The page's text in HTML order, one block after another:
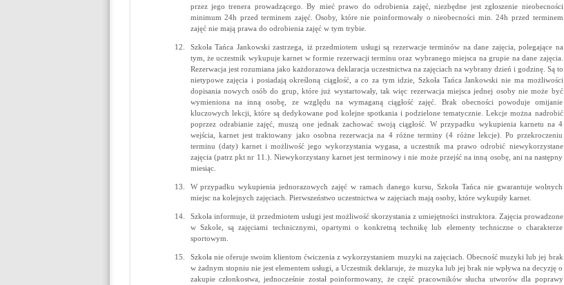
przez jego trenera prowadzącego. By mieć prawo do odrobienia zajęć, niezbędne jest zgłoszenie nieobecności
minimum 24h przed terminem zajęć. Osoby, które nie poinformowały o nieobecności min. 24h przed terminem
zajęć nie mają prawa do odrobienia zajęć w tym trybie.
Szkoła Tańca Jankowski zastrzega, iż przedmiotem usługi są rezerwacje terminów na dane zajęcia, polegające na
tym, że uczestnik wykupuje karnet w formie rezerwacji terminu oraz wybranego miejsca na grupie na dane zajęcia.
Rezerwacja jest rozumiana jako każdorazowa deklaracja uczestnictwa na zajęciach na wybrany dzień i godzinę. Są to
nietypowe zajęcia i posiadają określoną ciągłość, a co za tym idzie, Szkoła Tańca Jankowski nie ma możliwości
dopisania nowych osób do grup, które już wystartowały, tak więc rezerwacja miejsca jednej osoby nie może być
wymieniona na inną osobę, ze względu na wymaganą ciągłość zajęć. Brak obecności powoduje omijanie
kluczowych lekcji, które są dedykowane pod kolejne spotkania i podzielone tematycznie. Lekcje można nadrobić
poprzez odrabianie zajęć, muszą one jednak zachować swoją ciągłość. W przypadku wykupienia karnetu na 4
wejścia, karnet jest traktowany jako osobna rezerwacja na 4 różne terminy (4 różne lekcje). Po przekroczeniu
terminu (daty) karnet i możliwość jego wykorzystania wygasa, a uczestnik ma prawo odrobić niewykorzystane
zajęcia (patrz pkt nr 11.). Niewykorzystany karnet jest terminowy i nie może przejść na inną osobę, ani na następny
miesiąc.
W przypadku wykupienia jednorazowych zajęć w ramach danego kursu, Szkoła Tańca nie gwarantuje wolnych
miejsc na kolejnych zajęciach. Pierwszeństwo uczestnictwa w zajęciach mają osoby, które wykupiły karnet.
Szkoła informuje, iż przedmiotem usługi jest możliwość skorzystania z umiejętności instruktora. Zajęcia prowadzone
w Szkole, są zajęciami technicznymi, opartymi o konkretną technikę lub elementy techniczne o charakterze
sportowym.
Szkoła nie oferuje swoim klientom ćwiczenia z wykorzystaniem muzyki na zajęciach. Obecność muzyki lub jej brak
w żadnym stopniu nie jest elementem usługi, a Uczestnik deklaruje, że muzyka lub jej brak nie wpływa na decyzję o
zakupie członkostwa, jednocześnie został poinformowany, że część pracowników słucha utworów dla poprawy